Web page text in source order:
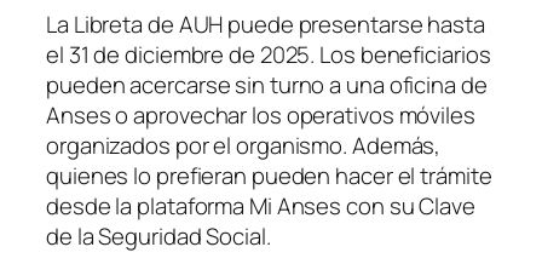
La Libreta de AUH puede presentarse hasta
el 31 de diciembre de 2025. Los beneficiarios
pueden acercarse sin turno a una oficina de
Anses o aprovechar los operativos móviles
organizados por el organismo. Además,
quienes lo prefieran pueden hacer el trámite
desde la plataforma Mi Anses con su Clave
de la Seguridad Social.